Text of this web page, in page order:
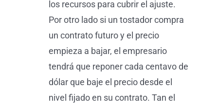
los recursos para cubrir el ajuste.
Por otro lado si un tostador compra
un contrato futuro y el precio
empieza a bajar, el empresario
tendrá que reponer cada centavo de
dólar que baje el precio desde el
nivel fijado en su contrato. Tan el